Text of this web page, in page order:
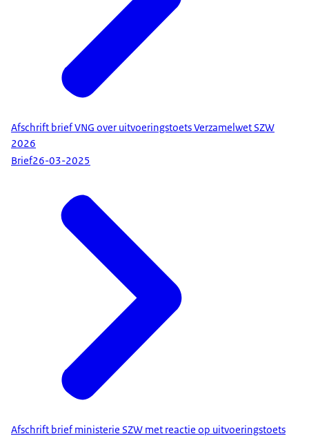
Afschrift brief VNG over uitvoeringstoets Verzamelwet SZW
2026
Brief26-03-2025
Afschrift brief ministerie SZW met reactie op uitvoeringstoets